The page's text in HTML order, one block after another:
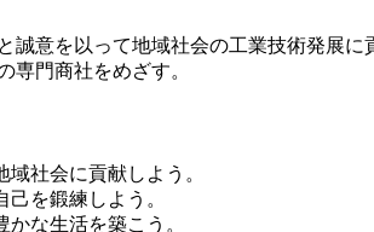
誠意を以って地域社会の工業技術発展に
専門商社をめざす。
域社会に貢献しよう。
己を鍛練しよう。
かな生活を築こう。